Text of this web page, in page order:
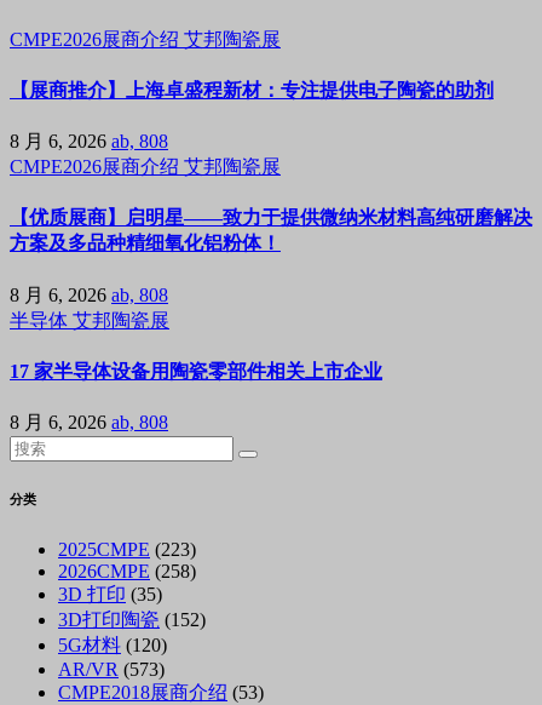
CMPE2026展商介绍 艾邦陶瓷展
【展商推介】上海卓盛程新材：专注提供电子陶瓷的助剂
8 月 6, 2026 ab, 808
CMPE2026展商介绍 艾邦陶瓷展
【优质展商】启明星——致力于提供微纳米材料高纯研磨解决
方案及多品种精细氧化铝粉体！
8 月 6, 2026 ab, 808
半导体 艾邦陶瓷展
17 家半导体设备用陶瓷零部件相关上市企业
8 月 6, 2026 ab, 808
分类
2025CMPE (223)
2026CMPE (258)
3D 打印 (35)
3D打印陶瓷 (152)
5G材料 (120)
AR/VR (573)
CMPE2018展商介绍 (53)